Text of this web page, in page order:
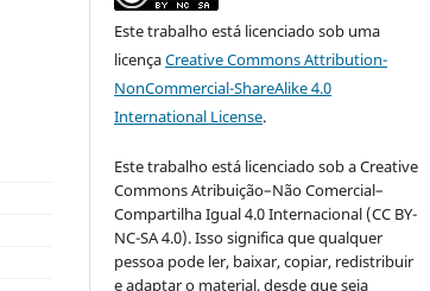
Este trabalho está licenciado sob uma
licençaCreative Commons Attribution-
NonCommercial-ShareAlike 4.0
International License.
Este trabalho está licenciado sob a Creative
Commons Atribuição–Não Comercial–
Compartilha Igual 4.0 Internacional (CC BY-
NC-SA 4.0). Isso significa que qualquer
pessoa pode ler, baixar, copiar, redistribuir
e adaptar o material, desde que seja